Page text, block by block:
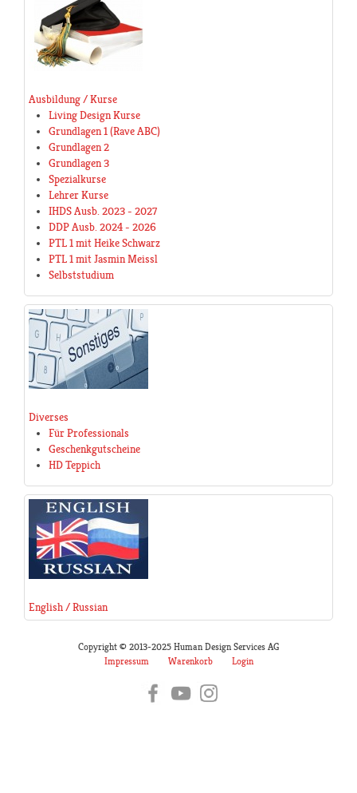
Ausbildung / Kurse
Living Design Kurse
Grundlagen 1 (Rave ABC)
Grundlagen 2
Grundlagen 3
Spezialkurse
Lehrer Kurse
IHDS Ausb. 2023 - 2027
DDP Ausb. 2024 - 2026
PTL 1 mit Heike Schwarz
PTL 1 mit Jasmin Meissl
Selbststudium
Diverses
Für Professionals
Geschenkgutscheine
HD Teppich
English / Russian
Copyright © 2013-2025 Human Design Services AG
Impressum
Warenkorb Login